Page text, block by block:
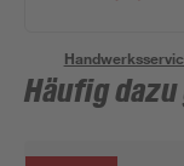
Häufig